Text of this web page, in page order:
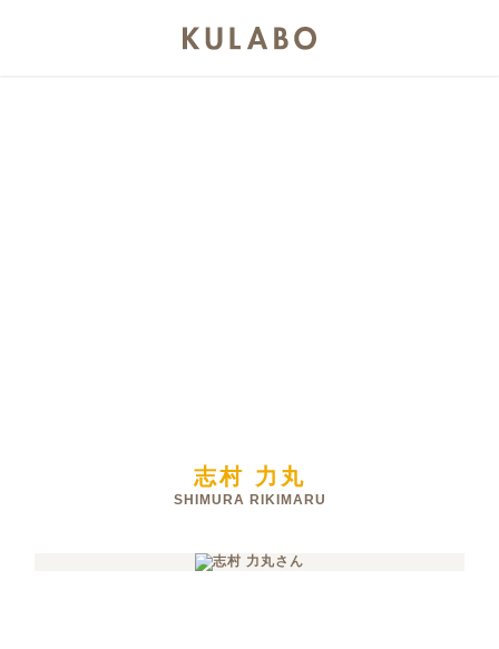
志村 力丸
SHIMURA RIKIMARU